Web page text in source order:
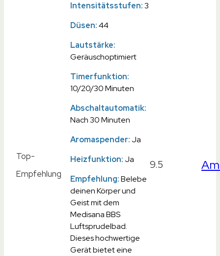
Top-
Empfehlung
Intensitätsstufen:3
Düsen:44
Lautstärke:
Geräuschoptimiert
Timerfunktion:
10/20/30 Minuten
Abschaltautomatik:
Nach 30 Minuten
Aromaspender: Ja
Heizfunktion: Ja
Empfehlung:Belebe
deinen Körper und
Geist mit dem
Medisana BBS
Luftsprudelbad.
Dieses hochwertige
Gerät bietet eine
9.5